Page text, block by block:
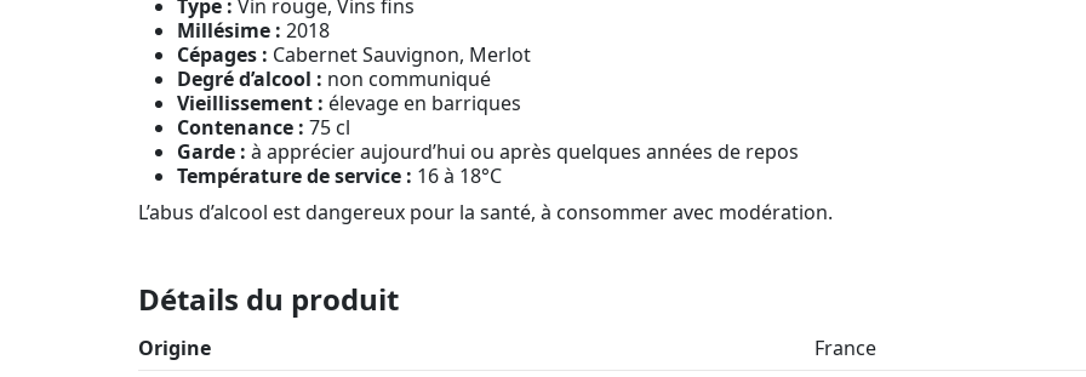
Type : Vin rouge, Vins fins
Millésime : 2018
Cépages : Cabernet Sauvignon, Merlot
Degré d’alcool : non communiqué
Vieillissement : élevage en barriques
Contenance : 75 cl
Garde : à apprécier aujourd’hui ou après quelques années de repos
Température de service : 16 à 18°C
L’abus d’alcool est dangereux pour la santé, à consommer avec modération.
Détails du produit
Origine
France